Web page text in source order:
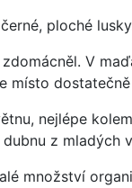
ploché
V
místo
nejlépe
z
množství